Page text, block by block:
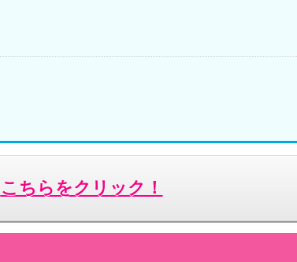
こちらをクリック！